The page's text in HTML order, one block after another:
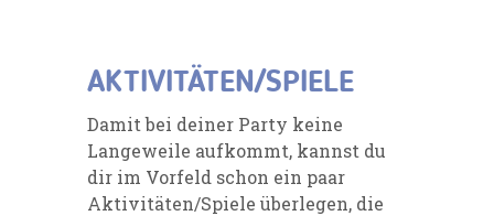
AKTIVITÄTEN/SPIELE
Damit bei deiner Party keine
Langeweile aufkommt, kannst du
dir im Vorfeld schon ein paar
Aktivitäten/Spiele überlegen, die